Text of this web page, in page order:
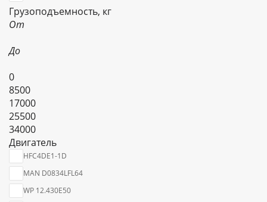
Грузоподъемность, кг
От
До
0
8500
17000
25500
34000
Двигатель
HFC4DE1-1D
MAN D0834LFL64
WP 12.430Е50